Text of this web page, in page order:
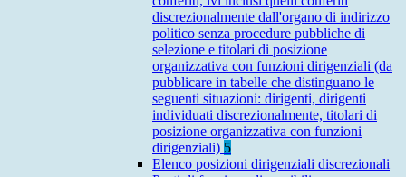
discrezionalmente dall'organo di indirizzo
politico senza procedure pubbliche di
selezione e titolari di posizione
organizzativa con funzioni dirigenziali (da
pubblicare in tabelle che distinguano le
seguenti situazioni: dirigenti, dirigenti
individuati discrezionalmente, titolari di
posizione organizzativa con funzioni
dirigenziali) 5
Elenco posizioni dirigenziali discrezionali